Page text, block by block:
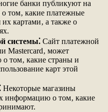
банки публикуют на
том‚ какие платежные
картами‚ а также о
системы⁚ Сайт платежной
Mastercard‚ может
том‚ какие страны и
карт этой
Некоторые магазины
информацию о том‚ какие